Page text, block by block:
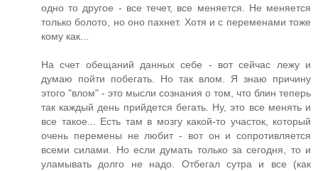
одно то другое - все течет, все меняется. Не меняется
только болото, но оно пахнет. Хотя и с переменами тоже
кому как...
На счет обещаний данных себе - вот сейчас лежу и
думаю пойти побегать. Но так влом. Я знаю причину
этого "влом" - это мысли сознания о том, что блин теперь
так каждый день прийдется бегать. Ну, это все менять и
все такое... Есть там в мозгу какой-то участок, который
очень перемены не любит - вот он и сопротивляется
всеми силами. Но если думать только за сегодня, то и
уламывать долго не надо. Отбегал сутра и все (как